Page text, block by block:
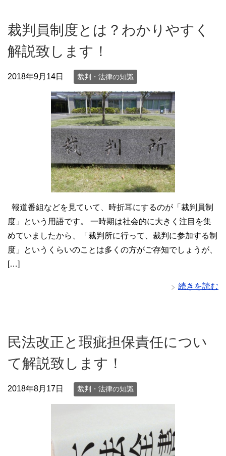
裁判員制度とは？わかりやすく
解説致します！
2018年9月14日 裁判・法律の知識
報道番組などを見ていて、時折耳にするのが「裁判員制
度」という用語です。 一時期は社会的に大きく注目を集
めていましたから、「裁判所に行って、裁判に参加する制
度」というくらいのことは多くの方がご存知でしょうが、
[…]
続きを読む
民法改正と瑕疵担保責任につい
て解説致します！
2018年8月17日 裁判・法律の知識